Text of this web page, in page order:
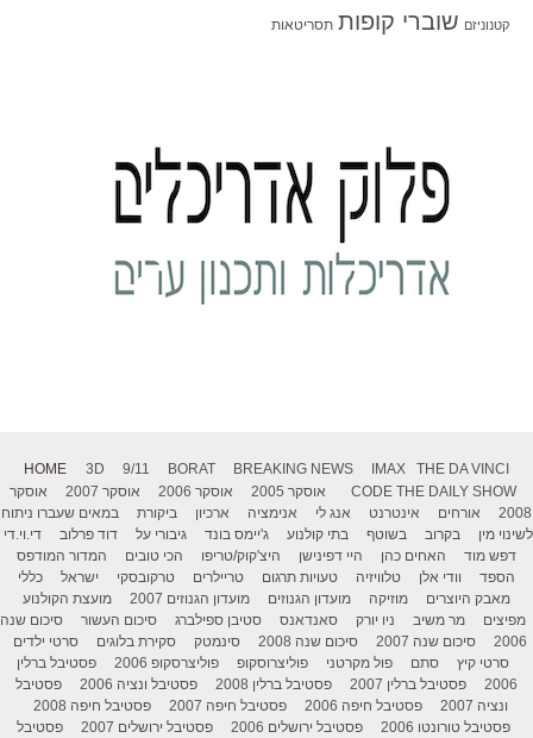
קטנוניזם שוברי קופות תסריטאות
HOME 3D 9/11 BORAT BREAKING NEWS IMAX
THE DA VINCI
CODE THE DAILY SHOW אוסקר 2005 אוסקר 2006 אוסקר 2007
אוסקר
2008
אורחים אינטרנט אנג לי אנימציה ארכיון ביקורת
במאים שעברו ניתוח
לשינוי מין
בקרוב בשוטף בתי קולנוע ג'יימס בונד גיבורי על דוד פרלוב
די.וי.די
דפש מוד
האחים כהן היי דפינישן היצ'קוק/טריפו הכי טובים
המדור המודפס
הספד
וודי אלן טלוויזיה טעויות תרגום טריילרים טרקובסקי ישראל
כללי
מאבק היוצרים
מוזיקה מועדון הגנוזים מועדון הגנוזים 2007
מועצת הקולנוע
מפיצים
מר משיב ניו יורק סאנדאנס סטיבן ספילברג סיכום העשור
סיכום שנה
2006
סיכום שנה 2007 סיכום שנה 2008 סינמטק סקירת בלוגים
סרטי ילדים
סרטי קיץ
סתם פול מקרטני פוליצרוסקופ פוליצרסקופ 2006
פסטיבל ברלין
2006
פסטיבל ברלין 2007 פסטיבל ברלין 2008 פסטיבל ונציה 2006
פסטיבל
ונציה 2007
פסטיבל חיפה 2006 פסטיבל חיפה 2007
פסטיבל חיפה 2008
פסטיבל טורונטו 2006
פסטיבל ירושלים 2006 פסטיבל ירושלים 2007 פסטיבל